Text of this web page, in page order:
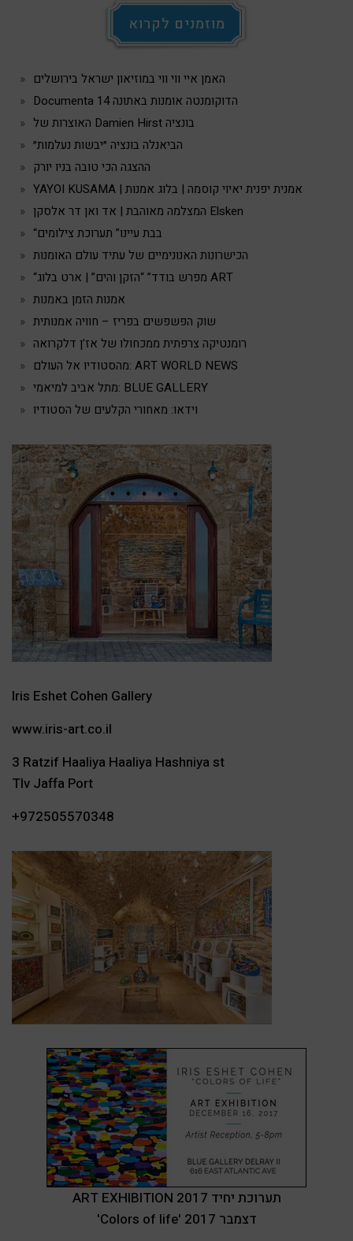
מוזמנים לקרוא
האמן איי ווי ווי במוזיאון ישראל בירושלים
Documenta 14 הדוקומנטה אומנות באתונה
האוצרות של Damien Hirst בונציה
הביאנלה בונציה ״יבשות נעלמות״
ההצגה הכי טובה בניו יורק
YAYOI KUSAMA | אמנית יפנית יאיוי קוסמה | בלוג אמנות
המצלמה מאוהבת | אד ואן דר אלסקן Elsken
“בבת עיינו” תערוכת צילומים
הכישרונות האנונימיים של עתיד עולם האומנות
“מפרש בודד” “הזקן והים” | ארט בלוג ART
אמנות הזמן באמנות
שוק הפשפשים בפריז – חוויה אמנותית
רומנטיקה צרפתית ממכחולו של אז’ן דלקרואה
מהסטודיו אל העולם: ART WORLD NEWS
מתל אביב למיאמי: BLUE GALLERY
וידאו: מאחורי הקלעים של הסטודיו
Iris Eshet Cohen Gallery
www.iris-art.co.il
3 Ratzif Haaliya Haaliya Hashniya st
Tlv Jaffa Port
+972505570348
ART EXHIBITION 2017 תערוכת יחיד
'Colors of life' דצמבר 2017